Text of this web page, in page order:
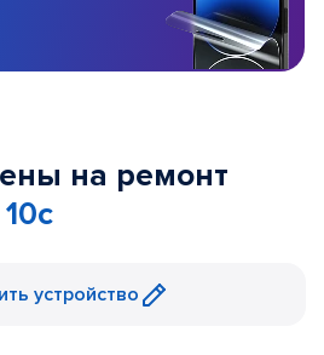
на ремонт
устройство